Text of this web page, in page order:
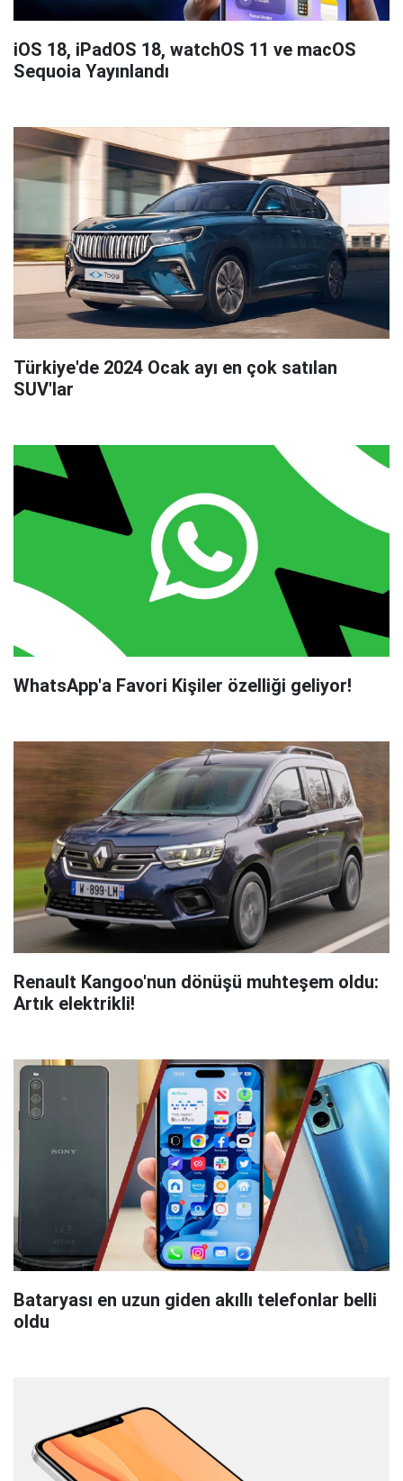
iOS 18, iPadOS 18, watchOS 11 ve macOS
Sequoia Yayınlandı
Türkiye'de 2024 Ocak ayı en çok satılan
SUV'lar
WhatsApp'a Favori Kişiler özelliği geliyor!
Renault Kangoo'nun dönüşü muhteşem oldu:
Artık elektrikli!
Bataryası en uzun giden akıllı telefonlar belli
oldu